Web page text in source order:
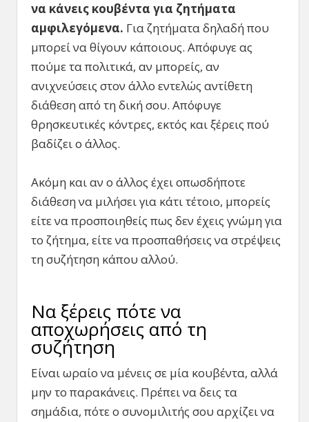
να κάνεις κουβέντα για ζητήματα
αμφιλεγόμενα. Για ζητήματα δηλαδή που
μπορεί να θίγουν κάποιους. Απόφυγε ας
πούμε τα πολιτικά, αν μπορείς, αν
ανιχνεύσεις στον άλλο εντελώς αντίθετη
διάθεση από τη δική σου. Απόφυγε
θρησκευτικές κόντρες, εκτός και ξέρεις πού
βαδίζει ο άλλος.
Ακόμη και αν ο άλλος έχει οπωσδήποτε
διάθεση να μιλήσει για κάτι τέτοιο, μπορείς
είτε να προσποιηθείς πως δεν έχεις γνώμη για
το ζήτημα, είτε να προσπαθήσεις να στρέψεις
τη συζήτηση κάπου αλλού.
Να ξέρεις πότε να
αποχωρήσεις από τη
συζήτηση
Είναι ωραίο να μένεις σε μία κουβέντα, αλλά
μην το παρακάνεις. Πρέπει να δεις τα
σημάδια, πότε ο συνομιλιτής σου αρχίζει να